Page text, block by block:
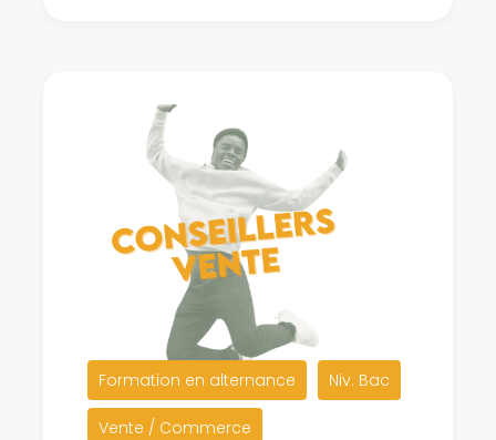
Formation en alternance Niv. Bac
Vente / Commerce